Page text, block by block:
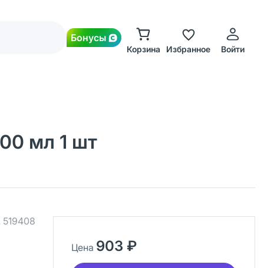
Бонусы
Корзина Избранное Войти
мл 1 шт
519408
Цена 903 ₽